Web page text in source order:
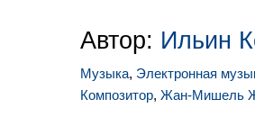
Автор: Ильин
Музыка, Электронная
Композитор, Жан-Мишель